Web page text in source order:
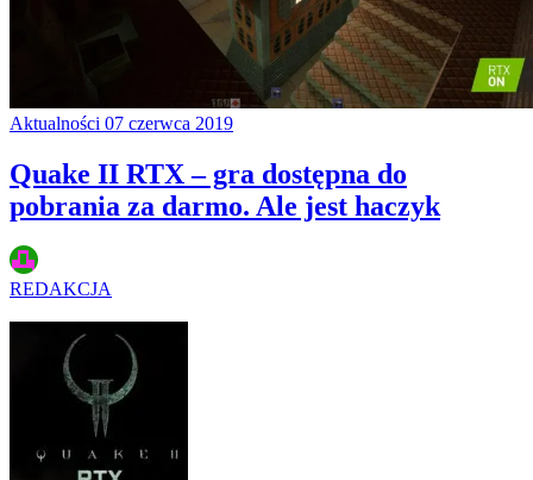
Aktualności 07 czerwca 2019
Quake II RTX – gra dostępna do
pobrania za darmo. Ale jest haczyk
REDAKCJA